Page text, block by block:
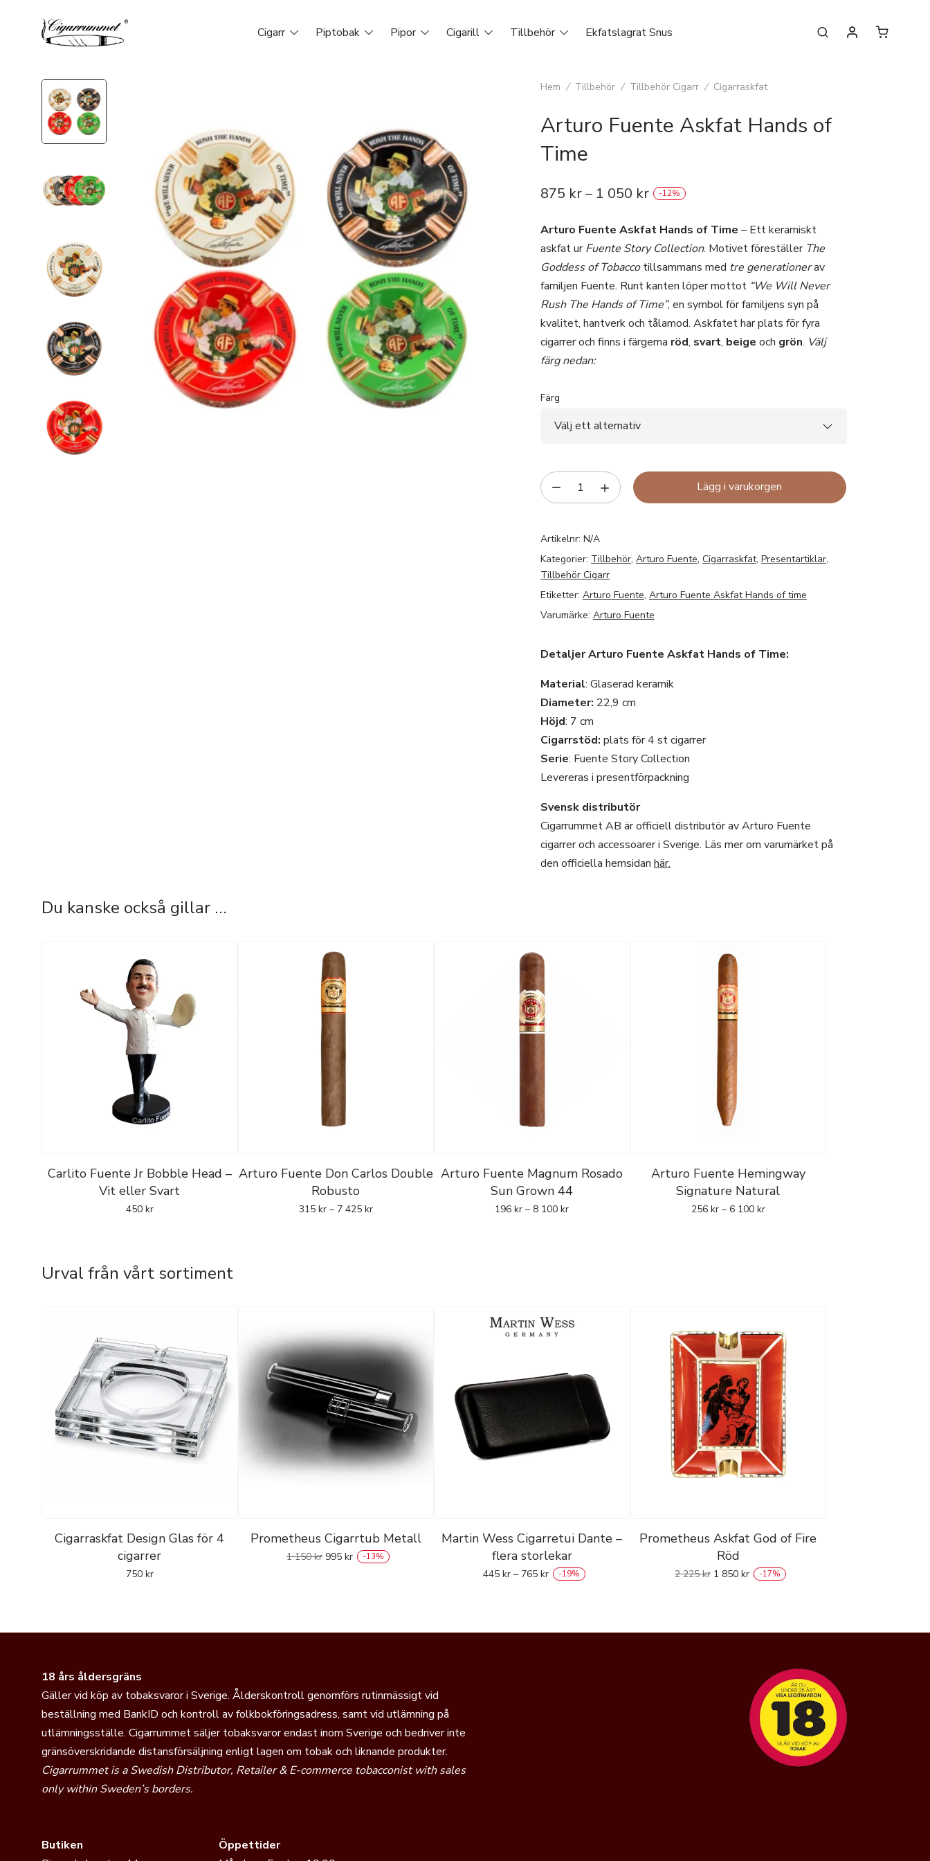
Cigarr Piptobak Pipor Cigarill Tillbehör Ekfatslagrat Snus
Hem / Tillbehör / Tillbehör Cigarr / Cigarraskfat
Arturo Fuente Askfat Hands of
Time
875 kr– 1 050 kr -12%
Arturo Fuente Askfat Hands of Time – Ett keramiskt
askfat urFuente Story Collection. Motivet föreställer The
Goddess of Tobaccotillsammans med tre generationerav
familjen Fuente. Runt kanten löper mottot “We Will Never
Rush The Hands of Time”, en symbol för familjens syn på
kvalitet, hantverk och tålamod. Askfatet har plats för fyra
cigarrer och finns i färgerna röd, svart, beige och grön. Välj
färg nedan:
Färg
Lägg i varukorgen
Artikelnr: N/A
Kategorier: Tillbehör, Arturo Fuente, Cigarraskfat, Presentartiklar,
Tillbehör Cigarr
Etiketter: Arturo Fuente, Arturo Fuente Askfat Hands of time
Varumärke: Arturo Fuente
Detaljer Arturo Fuente Askfat Hands of Time:
Material: Glaserad keramik
Diameter: 22,9 cm
Höjd: 7 cm
Cigarrstöd: plats för 4 st cigarrer
Serie: Fuente Story Collection
Levereras i presentförpackning
Svensk distributör
Cigarrummet AB är officiell distributör av Arturo Fuente
cigarrer och accessoarer i Sverige. Läs mer om varumärket på
den officiella hemsidan här.
Du kanske också gillar …
Carlito Fuente Jr Bobble Head –
Vit eller Svart
450 kr
Arturo Fuente Don Carlos Double
Robusto
315 kr – 7 425 kr
Arturo Fuente Magnum Rosado
Sun Grown 44
196kr – 8 100kr
Arturo Fuente Hemingway
Signature Natural
256 kr – 6 100 kr
Urval från vårt sortiment
Cigarraskfat Design Glas för 4
cigarrer
750 kr
Prometheus Cigarrtub Metall
1 150kr 995 kr -13%
Martin Wess Cigarretui Dante –
flera storlekar
445 kr – 765 kr -19%
Prometheus Askfat God of Fire
Röd
2 225kr 1 850 kr -17%
18 års åldersgräns
Gäller vid köp av tobaksvaror i Sverige. Ålderskontroll genomförs rutinmässigt vid
beställning med BankID och kontroll av folkbokföringsadress, samt vid utlämning på
utlämningsställe. Cigarrummet säljer tobaksvaror endast inom Sverige och bedriver inte
gränsöverskridande distansförsäljning enligt lagen om tobak och liknande produkter.
Cigarrummet is a Swedish Distributor, Retailer & E-commerce tobacconist with sales
only within Sweden’s borders.
Butiken
Öppettider